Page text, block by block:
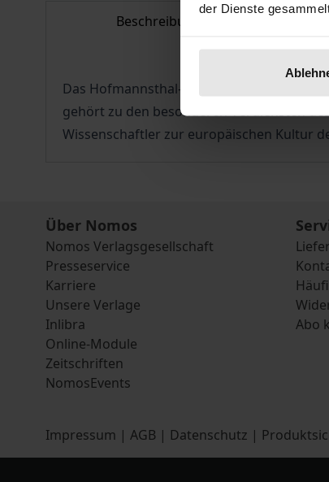
der Dienste
Beschreibung
Das Hofmannsthal-Jahrbuch ist weltweit
gehört zu den besonderen Verdiensten
Wissenschaftler zur europäischen Kultur
Über Nomos
Nomos Verlagsgesellschaft
Presseservice
Karriere
Unsere Verlage
Inlibra
Online-Module
Zeitschriften
NomosEvents
Abo
Impressum | AGB | Datenschutz |